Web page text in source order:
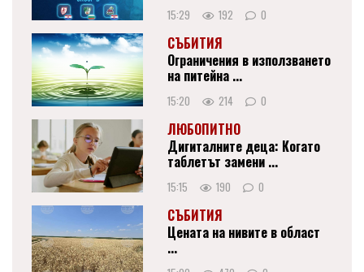
15:29 192 0
СЪБИТИЯ
Ограничения в използването
на питейна ...
15:20 214 0
ЛЮБОПИТНО
Дигиталните деца: Когато
таблетът замени ...
15:15 190 0
СЪБИТИЯ
Цената на нивите в област
...